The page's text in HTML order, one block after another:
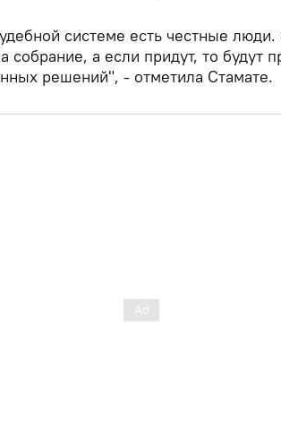
системе есть честные люди.
собрание, а если придут, то будут
решений", - отметила Стамате.